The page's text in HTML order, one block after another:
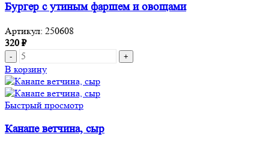
Бургер с утиным фаршем и овощами
Артикул: 250608
320 ₽
Количество
товара
Бургер
с
утиным
фаршем
и
В корзину
Быстрый просмотр
Канапе ветчина, сыр